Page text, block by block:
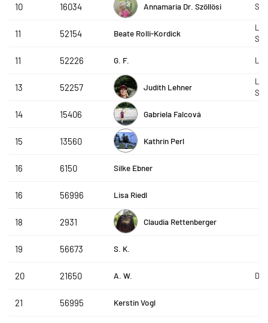
10 16034 Annamaria Dr. Szöllösi
11 52154 Beate Rolli-Kordick
SG
11 52226 G. F.
13 52257 Judith Lehner
SG
14 15406 Gabriela Falcová
15 13560 Kathrin Perl
16 6150 Silke Ebner
16 56996 Lisa Riedl
18 2931 Claudia Rettenberger
19 56673 S. K.
20 21650 A. W.
21 56995 Kerstin Vogl